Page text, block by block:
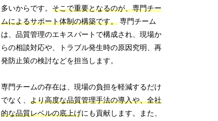
多いからです。そこで重要となるのが、専門チー
ムによるサポート体制の構築です。 専門チーム
は、品質管理のエキスパートで構成され、現場か
らの相談対応や、トラブル発生時の原因究明、再
発防止策の検討などを担当します。
専門チームの存在は、現場の負担を軽減するだけ
でなく、より高度な品質管理手法の導入や、全社
的な品質レベルの底上げにも貢献します。また、